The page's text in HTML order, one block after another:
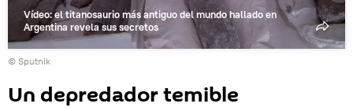
Vídeo: el titanosaurio más antiguo del mundo hallado en
Argentina revela sus secretos
© Sputnik
Un depredador temible